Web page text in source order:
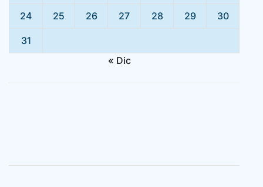
24 25 26 27 28 29 30
31
« Dic